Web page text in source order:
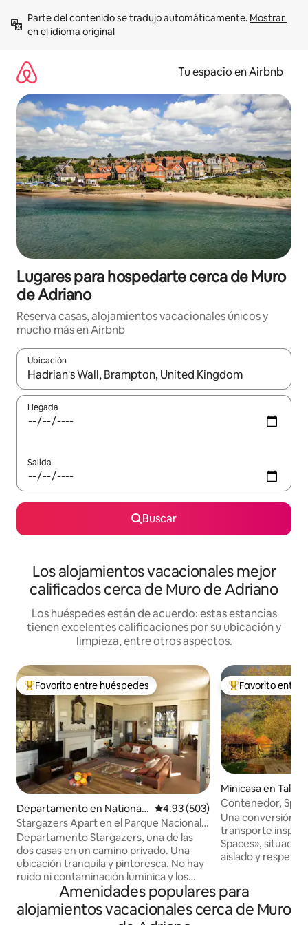
contenido
Parte del contenido se tradujo automáticamente. Mostrar
en el idioma original
Tu espacio en Airbnb
Lugares para hospedarte cerca de Muro
de Adriano
Reserva casas, alojamientos vacacionales únicos y
mucho más en Airbnb
Ubicación
Cuando los resultados estén disponibles, podrás navegar
Llegada
Salida
Buscar
Los alojamientos vacacionales mejor
calificados cerca de Muro de Adriano
Los huéspedes están de acuerdo: estas estancias
tienen excelentes calificaciones por su ubicación y
limpieza, entre otros aspectos.
De los mejores en Favorito entre huéspedes
Favorito entre huéspedes
Departamento en National
Park
Calificación promedio: 4.93 de
4.93 (503)
Stargazers Apart en el Parque Nacional
de Northumberland
Departamento Stargazers, una de las
dos casas en un camino privado. Una
ubicación tranquila y pintoresca. No hay
ruido ni contaminación lumínica y los
cielos más oscuros de Europa. Disfruta
de todo el último piso con salón/cocina
de planta abierta y librerías históricas.
De los mejores
Favorito entre
Minicasa en Talkin
Contenedor,
Una conversión
transporte
Spaces», situada
aislado y
pintoresco
un acogedor pub
Amenidades populares para
alojamientos vacacionales cerca de Muro